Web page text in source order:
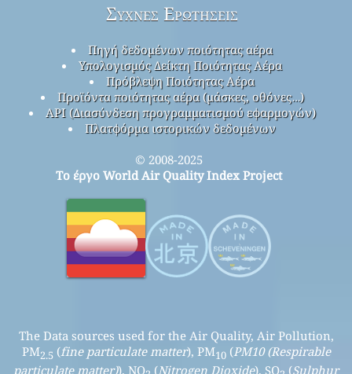
Συχνές Ερωτήσεις
Πηγή δεδομένων ποιότητας αέρα
Υπολογισμός Δείκτη Ποιότητας Αέρα
Πρόβλεψη Ποιότητας Αέρα
Προϊόντα ποιότητας αέρα (μάσκες, οθόνες…)
API (Διασύνδεση προγραμματισμού εφαρμογών)
Πλατφόρμα ιστορικών δεδομένων
© 2008-2025
Το έργο World Air Quality Index Project
The Data sources used for the Air Quality, Air Pollution,
PM2.5 (fine particulate matter), PM10(PM10 (Respirable
particulate matter)), NO (Nitrogen Dioxide), SO (Sulphur